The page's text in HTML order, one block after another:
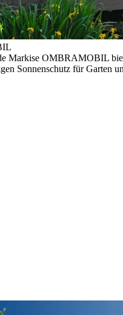
Markise OMBRAMOBIL
Sonnenschutz für Garten